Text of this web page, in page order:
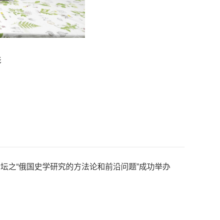
“俄国史学研究的方法论和前沿问题”成功举办